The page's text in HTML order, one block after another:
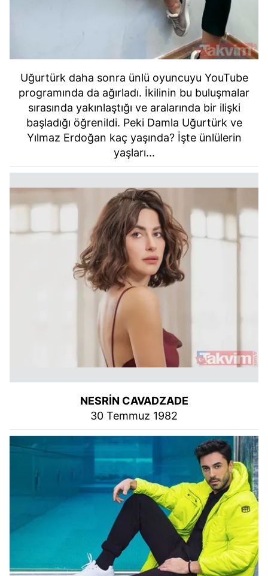
Uğurtürk daha sonra ünlü oyuncuyu YouTube
programında da ağırladı. İkilinin bu buluşmalar
sırasında yakınlaştığı ve aralarında bir ilişki
başladığı öğrenildi. Peki Damla Uğurtürk ve
Yılmaz Erdoğan kaç yaşında? İşte ünlülerin
yaşları...
NESRİN CAVADZADE
30 Temmuz 1982